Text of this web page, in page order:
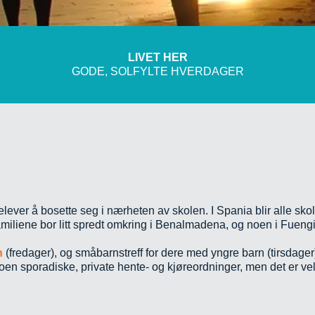
LIVET HER
GODE, SOLFYLTE HVERDAGER
å bosette seg i nærheten av skolen. I Spania blir alle
bor litt spredt omkring i Benalmadena, og noen i
(fredager), og småbarnstreff for dere med yngre barn
sporadiske, private hente- og kjøreordninger, men det er